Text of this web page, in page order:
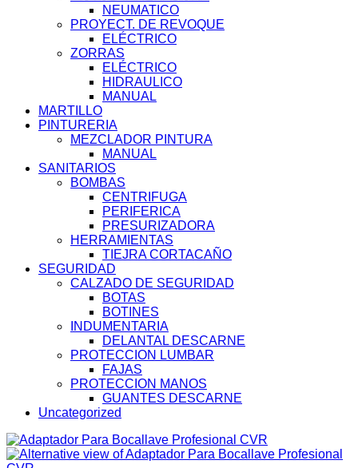
NEUMATICO
PROYECT. DE REVOQUE
ELÉCTRICO
ZORRAS
ELÉCTRICO
HIDRAULICO
MANUAL
MARTILLO
PINTURERIA
MEZCLADOR PINTURA
MANUAL
SANITARIOS
BOMBAS
CENTRIFUGA
PERIFERICA
PRESURIZADORA
HERRAMIENTAS
TIEJRA CORTACAÑO
SEGURIDAD
CALZADO DE SEGURIDAD
BOTAS
BOTINES
INDUMENTARIA
DELANTAL DESCARNE
PROTECCION LUMBAR
FAJAS
PROTECCION MANOS
GUANTES DESCARNE
Uncategorized